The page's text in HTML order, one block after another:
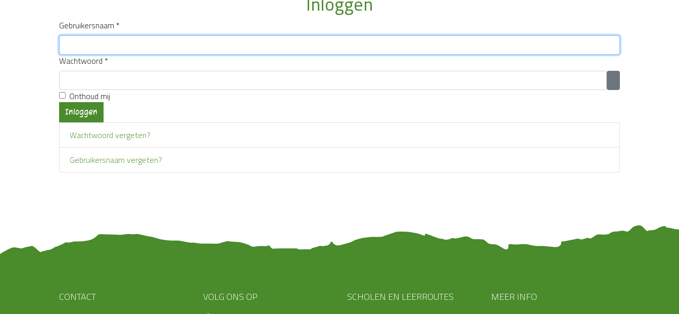
Gebruikersnaam *
Wachtwoord*
Onthoud mij
Inloggen
Wachtwoord vergeten?
Gebruikersnaam vergeten?
CONTACT VOLG ONS OP SCHOLEN EN LEERROUTES MEER INFO